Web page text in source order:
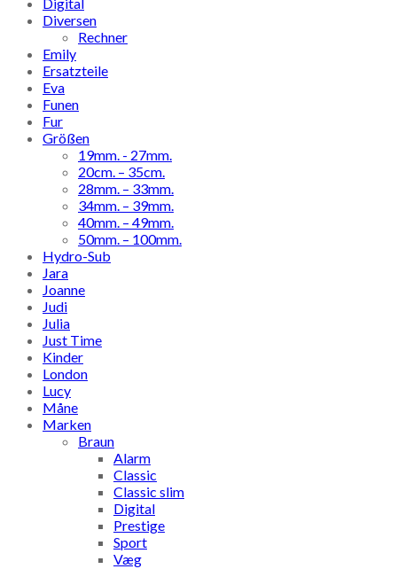
Diversen
Rechner
Emily
Ersatzteile
Eva
Funen
Fur
Größen
19mm. - 27mm.
20cm. – 35cm.
28mm. – 33mm.
34mm. – 39mm.
40mm. – 49mm.
50mm. – 100mm.
Hydro-Sub
Jara
Joanne
Judi
Julia
Just Time
Kinder
London
Lucy
Måne
Marken
Braun
Alarm
Classic
Classic slim
Digital
Prestige
Sport
Væg